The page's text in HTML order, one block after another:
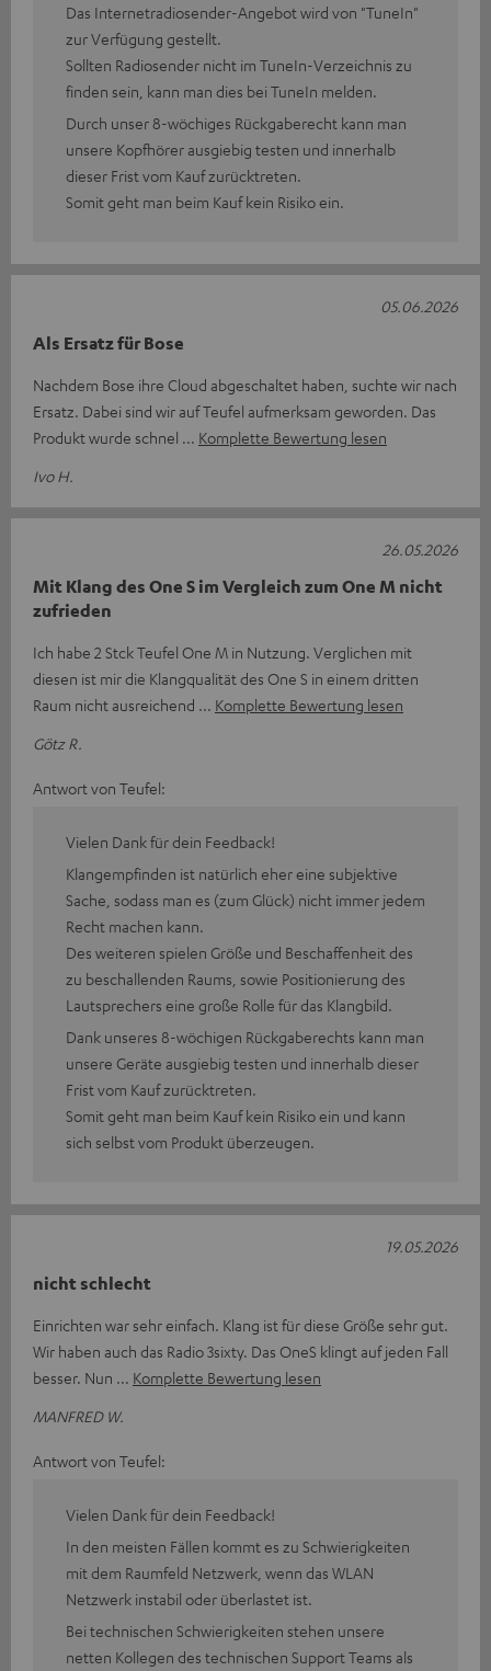
Das Internetradiosender-Angebot wird von "TuneIn"
zur Verfügung gestellt.
Sollten Radiosender nicht im TuneIn-Verzeichnis zu
finden sein, kann man dies bei TuneIn melden.
Durch unser 8-wöchiges Rückgaberecht kann man
unsere Kopfhörer ausgiebig testen und innerhalb
dieser Frist vom Kauf zurücktreten.
Somit geht man beim Kauf kein Risiko ein.
Als Ersatz für Bose
Nachdem Bose ihre Cloud abgeschaltet haben, suchte wir nach
Ersatz. Dabei sind wir auf Teufel aufmerksam geworden. Das
Produkt wurde schnel
Komplette Bewertung lesen
Ivo H.
05.06.2026
Mit Klang des One S im Vergleich zum One M nicht
zufrieden
Ich habe 2 Stck Teufel One M in Nutzung. Verglichen mit
diesen ist mir die Klangqualität des One S in einem dritten
Raum nicht ausreichend
Komplette Bewertung lesen
Götz R.
26.05.2026
Antwort von Teufel:
Vielen Dank für dein Feedback!
Klangempfinden ist natürlich eher eine subjektive
Sache, sodass man es (zum Glück) nicht immer jedem
Recht machen kann.
Des weiteren spielen Größe und Beschaffenheit des
zu beschallenden Raums, sowie Positionierung des
Lautsprechers eine große Rolle für das Klangbild.
Dank unseres 8-wöchigen Rückgaberechts kann man
unsere Geräte ausgiebig testen und innerhalb dieser
Frist vom Kauf zurücktreten.
Somit geht man beim Kauf kein Risiko ein und kann
sich selbst vom Produkt überzeugen.
nicht schlecht
Einrichten war sehr einfach. Klang ist für diese Größe sehr gut.
Wir haben auch das Radio 3sixty. Das OneS klingt auf jeden Fall
besser. Nun
Komplette Bewertung lesen
MANFRED W.
19.05.2026
Antwort von Teufel:
Vielen Dank für dein Feedback!
In den meisten Fällen kommt es zu Schwierigkeiten
mit dem Raumfeld Netzwerk, wenn das WLAN
Netzwerk instabil oder überlastet ist.
Bei technischen Schwierigkeiten stehen unsere
netten Kollegen des technischen Support Teams als